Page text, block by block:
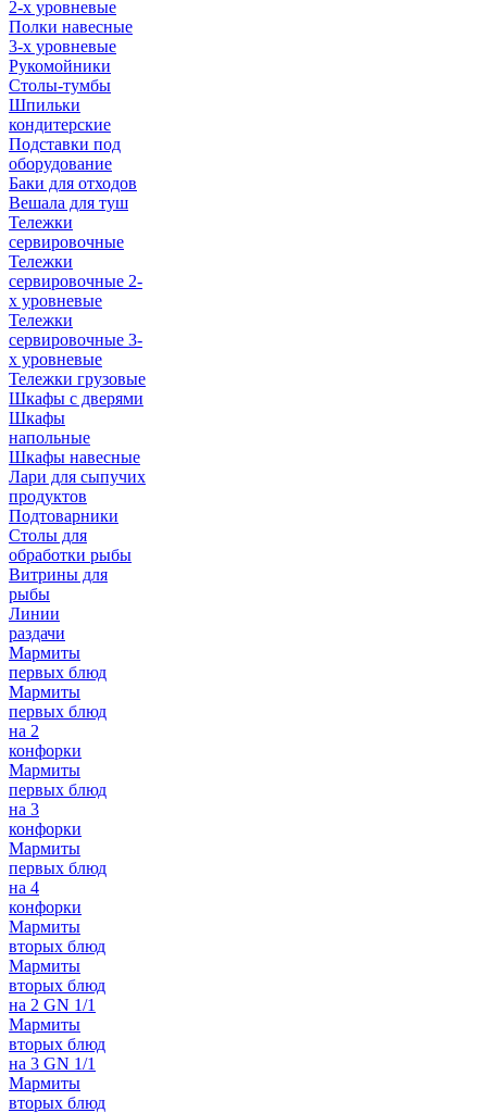
2-х уровневые
Полки навесные
3-х уровневые
Рукомойники
Столы-тумбы
Шпильки
кондитерские
Подставки под
оборудование
Баки для отходов
Вешала для туш
Тележки
сервировочные
Тележки
сервировочные 2-
х уровневые
Тележки
сервировочные 3-
х уровневые
Тележки грузовые
Шкафы с дверями
Шкафы
напольные
Шкафы навесные
Лари для сыпучих
продуктов
Подтоварники
Столы для
обработки рыбы
Витрины для
рыбы
Линии
раздачи
Мармиты
первых блюд
Мармиты
первых блюд
на 2
конфорки
Мармиты
первых блюд
на 3
конфорки
Мармиты
первых блюд
на 4
конфорки
Мармиты
вторых блюд
Мармиты
вторых блюд
на 2 GN 1/1
Мармиты
вторых блюд
на 3 GN 1/1
Мармиты
вторых блюд